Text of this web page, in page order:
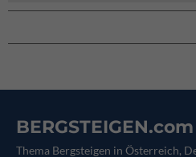
BERGSTEIGEN.com
Thema Bergsteigen in Österreich,